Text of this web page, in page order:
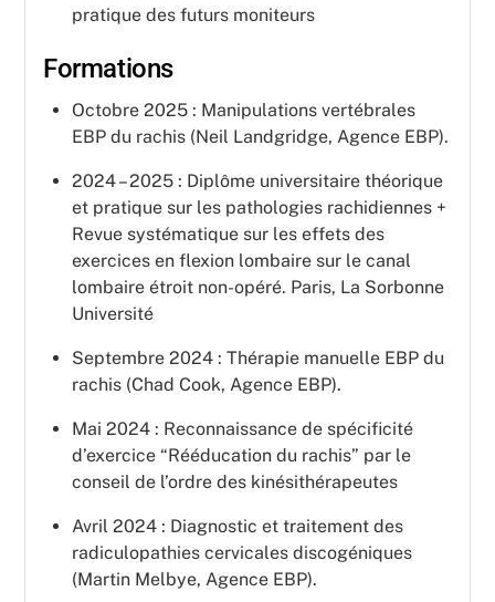
pratique des futurs moniteurs
Formations
Octobre 2025 : Manipulations vertébrales
EBP du rachis (Neil Landgridge, Agence EBP).
2024 – 2025 : Diplôme universitaire théorique
et pratique sur les pathologies rachidiennes +
Revue systématique sur les effets des
exercices en flexion lombaire sur le canal
lombaire étroit non-opéré. Paris, La Sorbonne
Université
Septembre 2024 : Thérapie manuelle EBP du
rachis (Chad Cook, Agence EBP).
Mai 2024 : Reconnaissance de spécificité
d’exercice “Rééducation du rachis” par le
conseil de l’ordre des kinésithérapeutes
Avril 2024 : Diagnostic et traitement des
radiculopathies cervicales discogéniques
(Martin Melbye, Agence EBP).